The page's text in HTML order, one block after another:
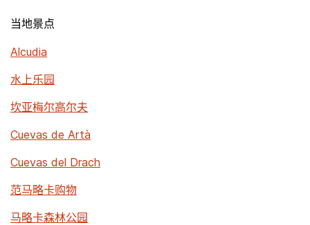
当地景点
Alcudia
水上乐园
坎亚梅尔高尔夫
Cuevas de Artà
Cuevas del Drach
范马略卡购物
马略卡森林公园